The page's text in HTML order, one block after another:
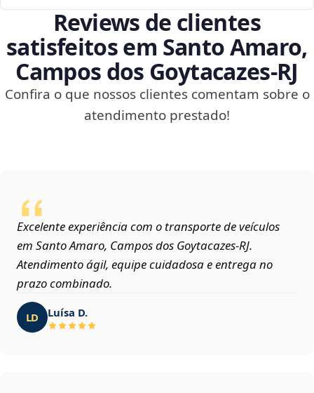
Reviews de clientes
satisfeitos em Santo Amaro,
Campos dos Goytacazes‑RJ
Confira o que nossos clientes comentam sobre o
atendimento prestado!
Excelente experiência com o transporte de veículos
em Santo Amaro, Campos dos Goytacazes‑RJ.
Atendimento ágil, equipe cuidadosa e entrega no
prazo combinado.
LD Luísa D.